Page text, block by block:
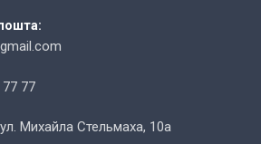
77
Михайла Стельмаха, 10а